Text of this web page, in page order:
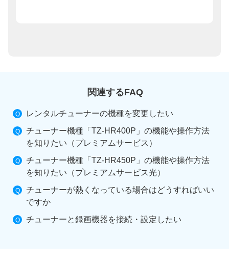
関連するFAQ
レンタルチューナーの機種を変更したい
チューナー機種「TZ-HR400P」の機能や操作方法
を知りたい（プレミアムサービス）
チューナー機種「TZ-HR450P」の機能や操作方法
を知りたい（プレミアムサービス光）
チューナーが熱くなっている場合はどうすればいい
ですか
チューナーと録画機器を接続・設定したい